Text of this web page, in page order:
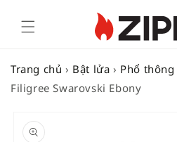
Trang chủ › Bật lửa › Phổ thông
Filigree Swarovski Ebony
PRODUCT
INFORMATION